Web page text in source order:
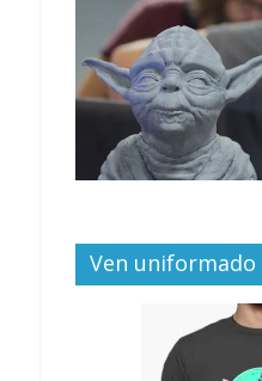
Ven uniformado